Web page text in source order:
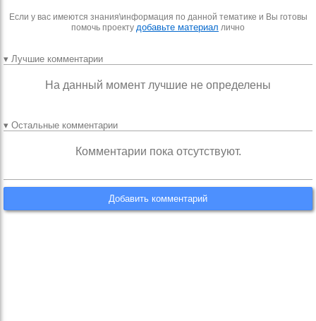
Если у вас имеются знания\информация по данной тематике и Вы готовы
помочь проекту добавьте материал лично
▾ Лучшие комментарии
На данный момент лучшие не определены
▾ Остальные комментарии
Комментарии пока отсутствуют.
Добавить комментарий